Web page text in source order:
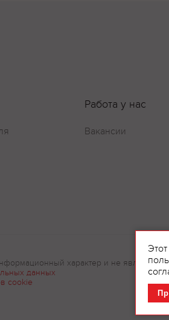
Работа у нас
Вакансии
характер и не являются
данных
cookie